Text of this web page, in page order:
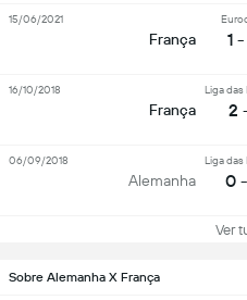
França 1
15/06/2021
França
Liga das
2
16/10/2018
Alemanha
Liga das
0
06/09/2018
Ver
Sobre Alemanha X França